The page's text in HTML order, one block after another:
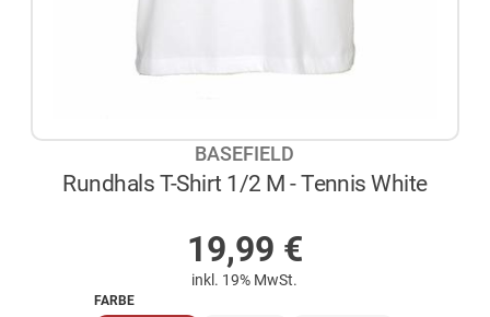
BASEFIELD
Rundhals T-Shirt 1/2 M - Tennis White
19,99 €
inkl. 19% MwSt.
FARBE